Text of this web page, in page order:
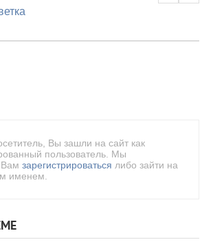
Вы зашли на сайт как
пользователь. Мы
зарегистрироваться либо зайти на
именем.